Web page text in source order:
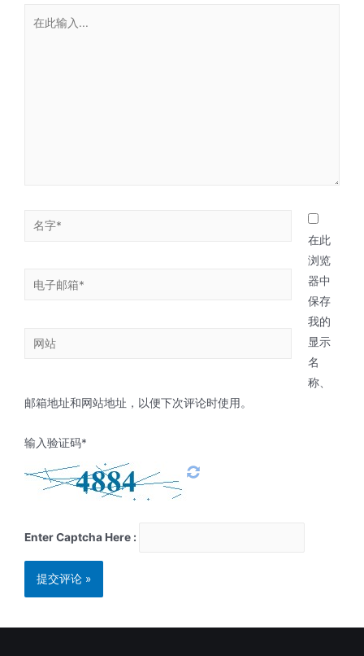
在此
浏览
器中
保存
我的
显示
名
称、
邮箱地址和网站地址，以便下次评论时使用。
输入验证码*
Enter Captcha Here :